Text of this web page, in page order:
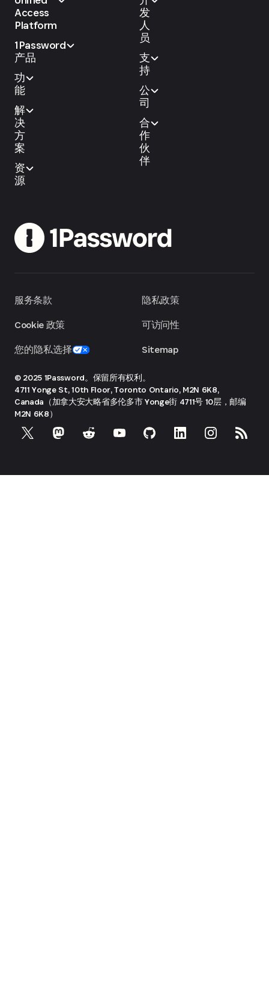
Access
Platform
1Password
产品
功
能
解
决
方
案
资
源
发
人
员
支
持
公
司
合
作
伙
伴
服务条款
Cookie 政策
您的隐私选择
隐私政策
可访问性
Sitemap
© 2025 1Password。保留所有权利。
4711 Yonge St, 10th Floor, Toronto Ontario, M2N 6K8,
Canada（加拿大安大略省多伦多市 Yonge街 4711号 10层，邮编
M2N 6K8）